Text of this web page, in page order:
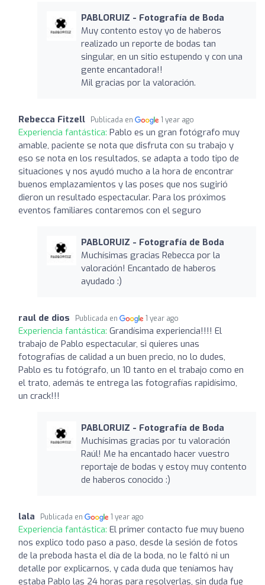
PABLORUIZ - Fotografía de Boda
Muy contento estoy yo de haberos
realizado un reporte de bodas tan
singular, en un sitio estupendo y con una
gente encantadora!!
Mil gracias por la valoración.
Rebecca Fitzell Publicada en 1 year ago
Experiencia fantástica: Pablo es un gran fotógrafo muy
amable, paciente se nota que disfruta con su trabajo y
eso se nota en los resultados, se adapta a todo tipo de
situaciones y nos ayudó mucho a la hora de encontrar
buenos emplazamientos y las poses que nos sugirió
dieron un resultado espectacular. Para los próximos
eventos familiares contaremos con el seguro
PABLORUIZ - Fotografía de Boda
Muchísimas gracias Rebecca por la
valoración! Encantado de haberos
ayudado :)
raul de dios Publicada en 1 year ago
Experiencia fantástica: Grandísima experiencia!!!! El
trabajo de Pablo espectacular, si quieres unas
fotografías de calidad a un buen precio, no lo dudes,
Pablo es tu fotógrafo, un 10 tanto en el trabajo como en
el trato, además te entrega las fotografías rapidísimo,
un crack!!!
PABLORUIZ - Fotografía de Boda
Muchísimas gracias por tu valoración
Raúl! Me ha encantado hacer vuestro
reportaje de bodas y estoy muy contento
de haberos conocido :)
lala Publicada en 1 year ago
Experiencia fantástica: El primer contacto fue muy bueno
nos explico todo paso a paso, desde la sesión de fotos
de la preboda hasta el día de la boda, no le faltó ni un
detalle por explicarnos, y cada duda que teníamos hay
estaba Pablo las 24 horas para resolverlas, sin duda fue